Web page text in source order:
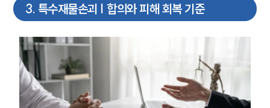
3. 특수재물손괴 | 합의와 피해 회복 기준